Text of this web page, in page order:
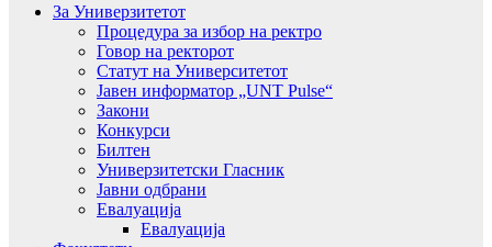
За Универзитетот
Процедура за избор на ректро
Говор на ректорот
Статут на Университетот
Јавен информатор „UNT Pulse“
Закони
Конкурси
Билтен
Универзитетски Гласник
Јавни одбрани
Евалуација
Евалуација